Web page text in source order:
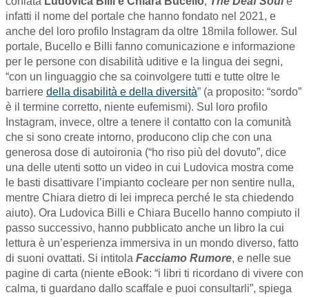
infatti il nome del portale che hanno fondato nel 2021, e
anche del loro profilo Instagram da oltre 18mila follower. Sul
portale, Bucello e Billi fanno comunicazione e informazione
per le persone con disabilità uditive e la lingua dei segni,
“con un linguaggio che sa coinvolgere tutti e tutte oltre le
barriere della disabilità e della diversità” (a proposito: “sordo”
è il termine corretto, niente eufemismi). Sul loro profilo
Instagram, invece, oltre a tenere il contatto con la comunità
che si sono create intorno, producono clip che con una
generosa dose di autoironia (“ho riso più del dovuto”, dice
una delle utenti sotto un video in cui Ludovica mostra come
le basti disattivare l’impianto cocleare per non sentire nulla,
mentre Chiara dietro di lei impreca perché le sta chiedendo
aiuto). Ora Ludovica Billi e Chiara Bucello hanno compiuto il
passo successivo, hanno pubblicato anche un libro la cui
lettura è un’esperienza immersiva in un mondo diverso, fatto
di suoni ovattati. Si intitola Facciamo Rumore, e nelle sue
pagine di carta (niente eBook: “i libri ti ricordano di vivere con
calma, ti guardano dallo scaffale e puoi consultarli”, spiega